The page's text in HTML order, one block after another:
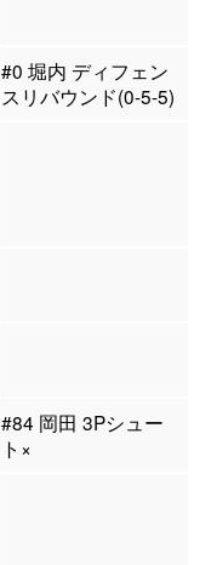
#0 堀内 ディフェン
スリバウンド(0-5-5)
#84 岡田 3Pシュー
ト×